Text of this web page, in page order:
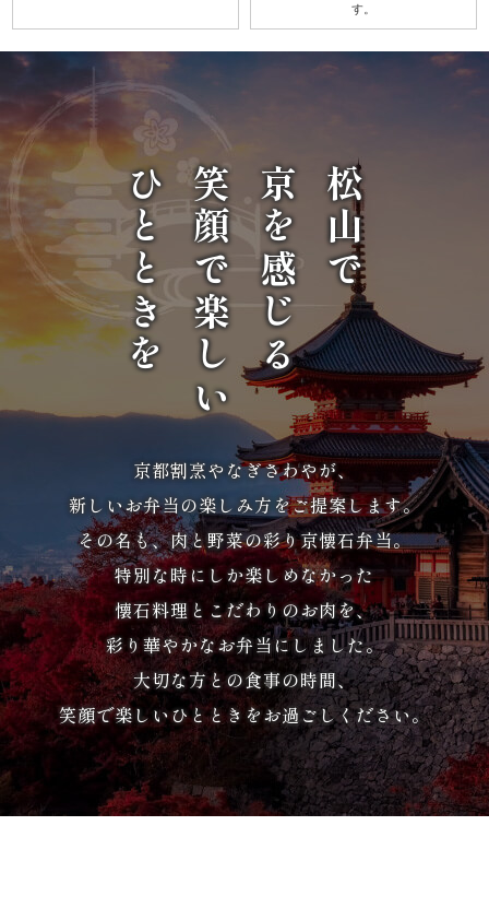
げ》
シ
リ
ズ
シ
ー
ぶ
家
族
の
ま
す。
松山で
京を感じる
笑顔で楽しい
ひとときを
京都割烹やなぎさわやが、
新しいお弁当の楽しみ方をご提案します。
その名も、肉と野菜の彩り京懐石弁当。
特別な時にしか楽しめなかった
懐石料理とこだわりのお肉を、
彩り華やかなお弁当にしました。
大切な方との食事の時間、
笑顔で楽しいひとときをお過ごしください。